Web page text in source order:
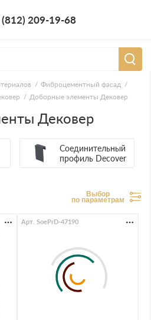
209-19-68
Фиброцементный фасад
Доборные элементы Дековер
Дековер
Соединительный
профиль Decover
Выбор
по параметрам
Арт. SoePrD-47190